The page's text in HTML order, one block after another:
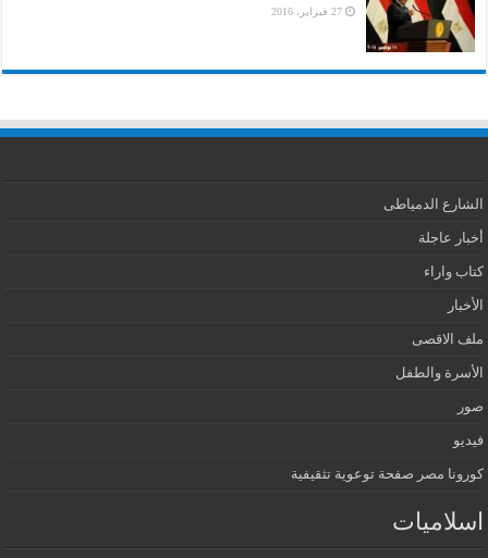
27 فبراير، 2016
الشارع الدمياطى
أخبار عاجلة
كتاب واراء
الأخبار
ملف الاقصى
الأسرة والطفل
صور
فيديو
كورونا مصر صفحة توعوية تثقيفية
اسلاميات